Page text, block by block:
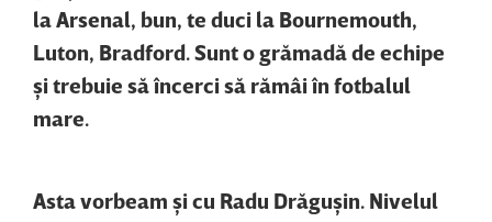
la Arsenal, bun, te duci la Bournemouth,
Luton, Bradford. Sunt o grămadă de echipe
şi trebuie să încerci să rămâi în fotbalul
mare.
Asta vorbeam şi cu Radu Drăguşin. Nivelul